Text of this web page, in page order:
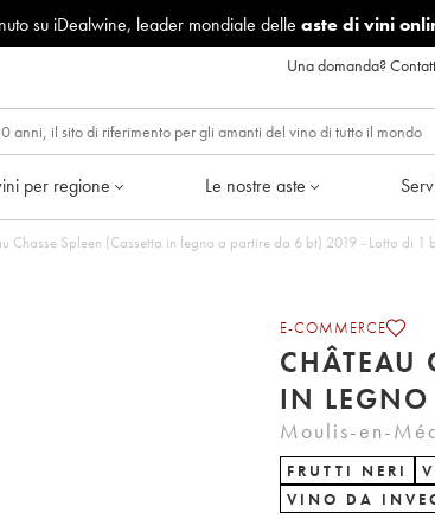
su iDealwine, leader mondiale delle aste di vini
Una domanda?
per regione Le nostre aste
Chasse Spleen (Cassetta in legno a partire da 6 bt) 2019 - Lotto di 1
E-COMMERCE
CHÂTEAU
IN LEGNO
Moulis-en-
FRUTTI NERI
VINO DA